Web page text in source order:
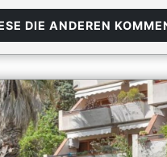
DIE ANDEREN